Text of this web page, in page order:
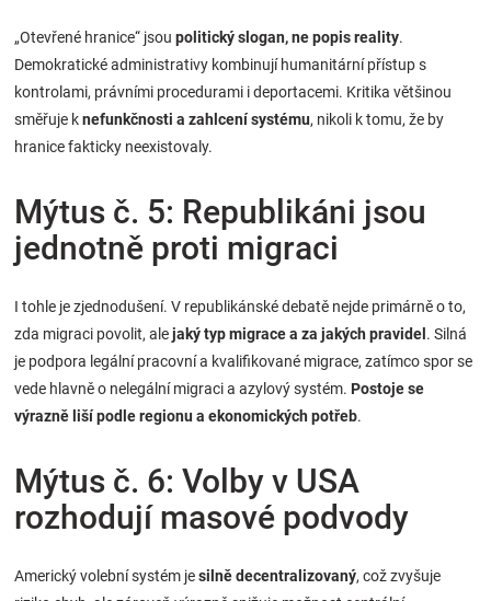
„Otevřené hranice“ jsou politický slogan, ne popis reality.
Demokratické administrativy kombinují humanitární přístup s
kontrolami, právními procedurami i deportacemi. Kritika většinou
směřuje knefunkčnosti a zahlcení systému, nikoli k tomu, že by
hranice fakticky neexistovaly.
Mýtus č. 5: Republikáni jsou
jednotně proti migraci
I tohle je zjednodušení. V republikánské debatě nejde primárně o to,
zda migraci povolit, alejaký typ migrace a za jakých pravidel . Silná
je podpora legální pracovní a kvalifikované migrace, zatímco spor se
vede hlavně o nelegální migraci a azylový systém. Postoje se
výrazně liší podle regionu a ekonomických potřeb.
Mýtus č. 6: Volby v USA
rozhodují masové podvody
Americký volební systém jesilně decentralizovaný, což zvyšuje